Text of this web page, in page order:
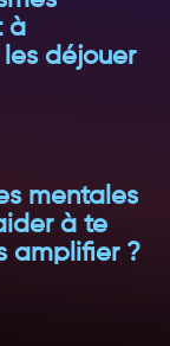
à
déjouer
mentales
à te
amplifier ?